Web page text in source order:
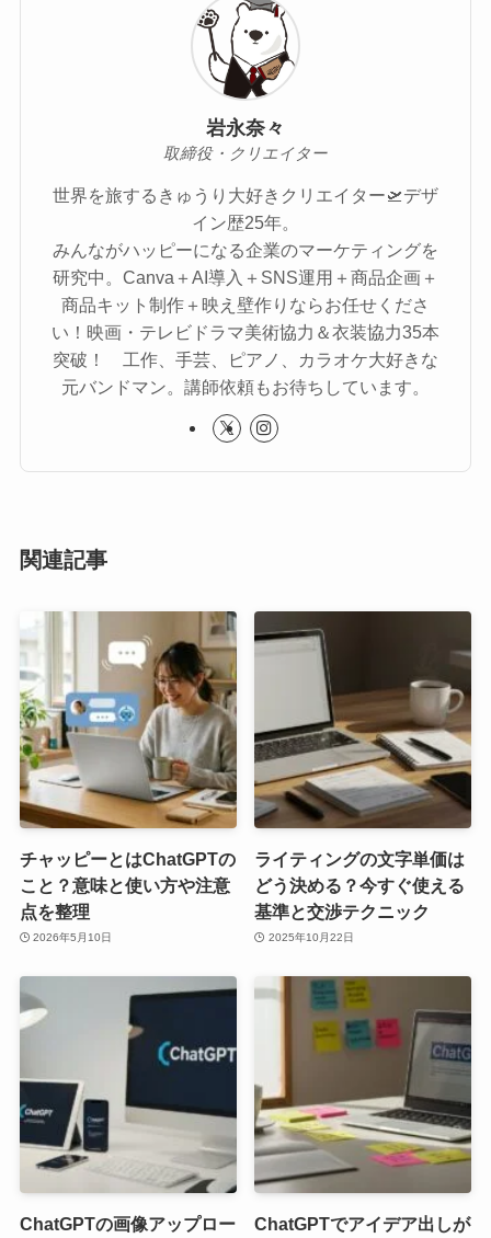
岩永奈々
取締役・クリエイター
世界を旅するきゅうり大好きクリエイター🛫デザ
イン歴25年。
みんながハッピーになる企業のマーケティングを
研究中。Canva＋AI導入＋SNS運用＋商品企画＋
商品キット制作＋映え壁作りならお任せくださ
い！映画・テレビドラマ美術協力＆衣装協力35本
突破！ 工作、手芸、ピアノ、カラオケ大好きな
元バンドマン。講師依頼もお待ちしています。
関連記事
チャッピーとはChatGPTの
こと？意味と使い方や注意
点を整理
2026年5月10日
ライティングの文字単価は
どう決める？今すぐ使える
基準と交渉テクニック
2025年10月22日
ChatGPTの画像アップロー
ChatGPTでアイデア出しが